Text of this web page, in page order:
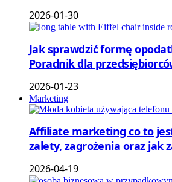
2026-01-30
Jak sprawdzić formę
Poradnik dla
2026-01-23
Marketing
Affiliate marketing co to
zalety, zagrożenia oraz jak
2026-04-19